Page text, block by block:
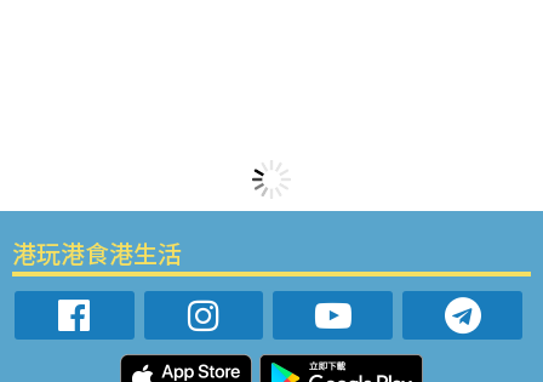
港玩港食港生活